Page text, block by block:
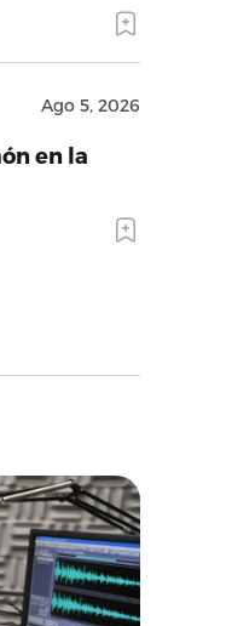
Ago 5, 2026
en la